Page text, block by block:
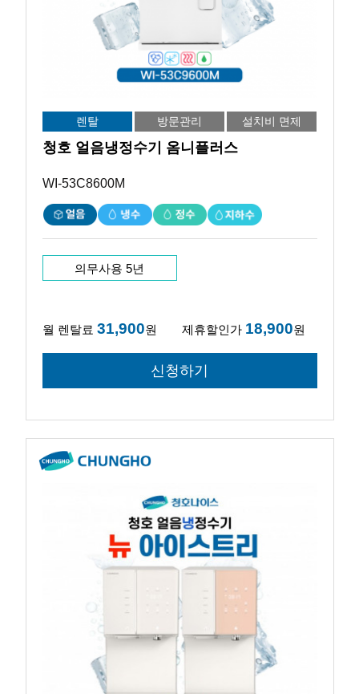
렌탈 방문관리 설치비 면제
청호 얼음냉정수기 옴니플러스
WI-53C8600M
의무사용 5년
월 렌탈료 31,900원 제휴할인가 18,900원